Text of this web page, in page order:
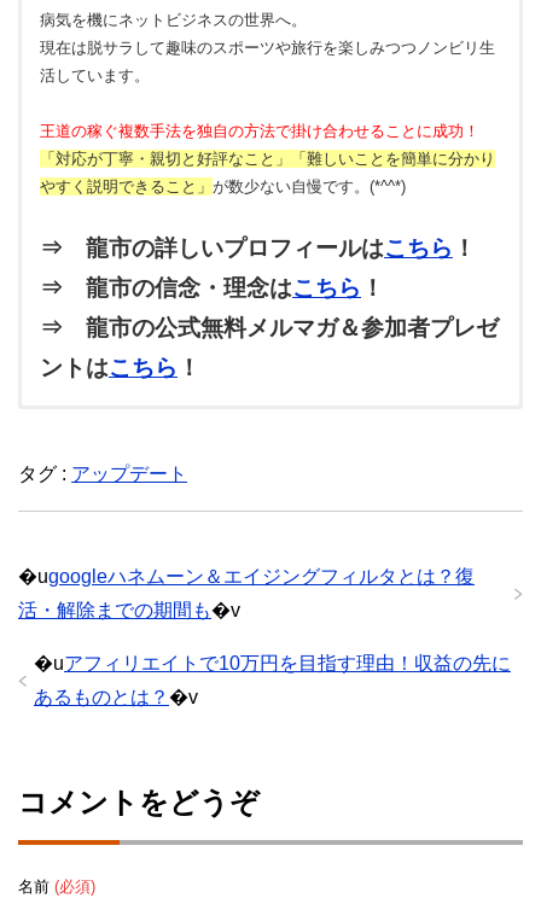
病気を機にネットビジネスの世界へ。
現在は脱サラして趣味のスポーツや旅行を楽しみつつノンビリ生
活しています。
王道の稼ぐ複数手法を独自の方法で掛け合わせることに成功！
「対応が丁寧・親切と好評なこと」「難しいことを簡単に分かり
やすく説明できること」 が数少ない自慢です。(*^^*)
⇒ 龍市の詳しいプロフィールはこちら ！
⇒ 龍市の信念・理念はこちら ！
⇒ 龍市の公式無料メルマガ＆参加者プレゼ
ントはこちら ！
タグ : アップデート
�ugoogleハネムーン＆エイジングフィルタとは？復
活・解除までの期間も�v
�uアフィリエイトで10万円を目指す理由！収益の先に
あるものとは？ �v
コメントをどうぞ
名前 (必須)